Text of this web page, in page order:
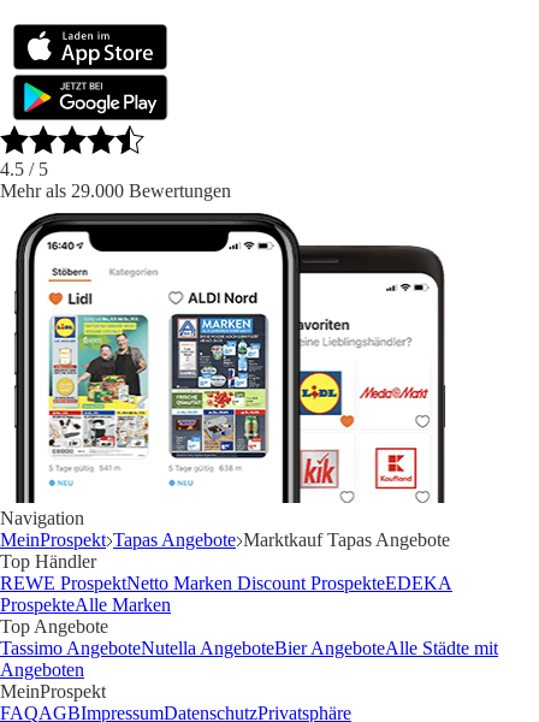
4.5 / 5
Mehr als 29.000 Bewertungen
Navigation
MeinProspekt Tapas Angebote Marktkauf Tapas Angebote
Top Händler
REWE ProspektNetto Marken Discount ProspekteEDEKA
ProspekteAlle Marken
Top Angebote
Tassimo AngeboteNutella AngeboteBier AngeboteAlle Städte mit
Angeboten
MeinProspekt
FAQAGBImpressumDatenschutzPrivatsphäre